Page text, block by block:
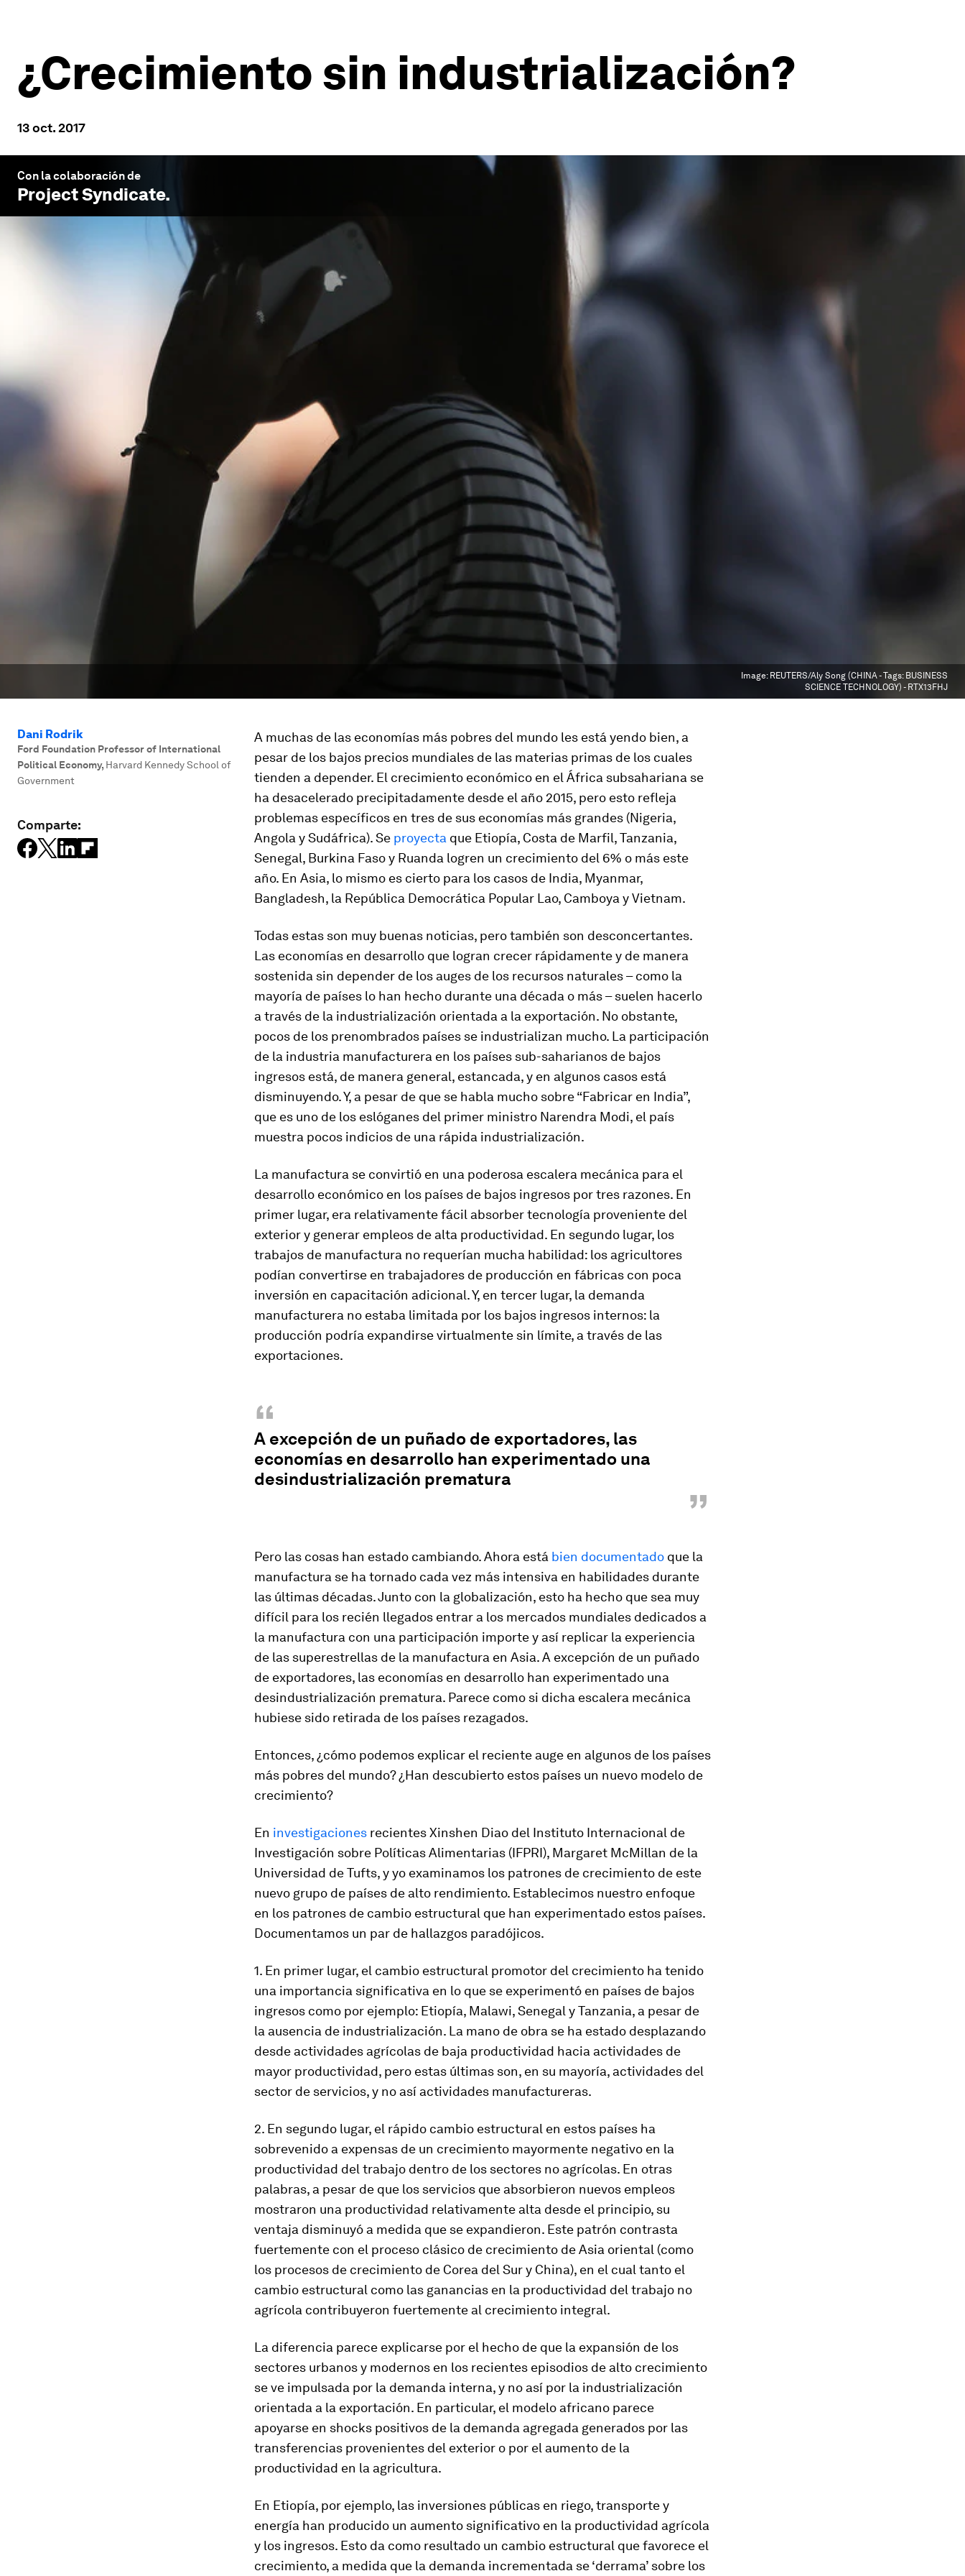
¿Crecimiento sin industrialización?
13 oct. 2017
Con la colaboración de
Project Syndicate.
Image: REUTERS/Aly Song (CHINA - Tags: BUSINESS
SCIENCE TECHNOLOGY) - RTX13FHJ
Dani Rodrik
Ford Foundation Professor of International
Political Economy, Harvard Kennedy School of
Government
Comparte:
A muchas de las economías más pobres del mundo les está yendo bien, a
pesar de los bajos precios mundiales de las materias primas de los cuales
tienden a depender. El crecimiento económico en el África subsahariana se
ha desacelerado precipitadamente desde el año 2015, pero esto refleja
problemas específicos en tres de sus economías más grandes (Nigeria,
Angola y Sudáfrica). Se proyecta que Etiopía, Costa de Marfil, Tanzania,
Senegal, Burkina Faso y Ruanda logren un crecimiento del 6% o más este
año. En Asia, lo mismo es cierto para los casos de India, Myanmar,
Bangladesh, la República Democrática Popular Lao, Camboya y Vietnam.
Todas estas son muy buenas noticias, pero también son desconcertantes.
Las economías en desarrollo que logran crecer rápidamente y de manera
sostenida sin depender de los auges de los recursos naturales – como la
mayoría de países lo han hecho durante una década o más – suelen hacerlo
a través de la industrialización orientada a la exportación. No obstante,
pocos de los prenombrados países se industrializan mucho. La participación
de la industria manufacturera en los países sub-saharianos de bajos
ingresos está, de manera general, estancada, y en algunos casos está
disminuyendo. Y, a pesar de que se habla mucho sobre “Fabricar en India”,
que es uno de los eslóganes del primer ministro Narendra Modi, el país
muestra pocos indicios de una rápida industrialización.
La manufactura se convirtió en una poderosa escalera mecánica para el
desarrollo económico en los países de bajos ingresos por tres razones. En
primer lugar, era relativamente fácil absorber tecnología proveniente del
exterior y generar empleos de alta productividad. En segundo lugar, los
trabajos de manufactura no requerían mucha habilidad: los agricultores
podían convertirse en trabajadores de producción en fábricas con poca
inversión en capacitación adicional. Y, en tercer lugar, la demanda
manufacturera no estaba limitada por los bajos ingresos internos: la
producción podría expandirse virtualmente sin límite, a través de las
exportaciones.
“
A excepción de un puñado de exportadores, las
economías en desarrollo han experimentado una
desindustrialización prematura
”
Pero las cosas han estado cambiando. Ahora está bien documentado que la
manufactura se ha tornado cada vez más intensiva en habilidades durante
las últimas décadas. Junto con la globalización, esto ha hecho que sea muy
difícil para los recién llegados entrar a los mercados mundiales dedicados a
la manufactura con una participación importe y así replicar la experiencia
de las superestrellas de la manufactura en Asia. A excepción de un puñado
de exportadores, las economías en desarrollo han experimentado una
desindustrialización prematura. Parece como si dicha escalera mecánica
hubiese sido retirada de los países rezagados.
Entonces, ¿cómo podemos explicar el reciente auge en algunos de los países
más pobres del mundo? ¿Han descubierto estos países un nuevo modelo de
crecimiento?
En investigaciones recientes Xinshen Diao del Instituto Internacional de
Investigación sobre Políticas Alimentarias (IFPRI), Margaret McMillan de la
Universidad de Tufts, y yo examinamos los patrones de crecimiento de este
nuevo grupo de países de alto rendimiento. Establecimos nuestro enfoque
en los patrones de cambio estructural que han experimentado estos países.
Documentamos un par de hallazgos paradójicos.
1. En primer lugar, el cambio estructural promotor del crecimiento ha tenido
una importancia significativa en lo que se experimentó en países de bajos
ingresos como por ejemplo: Etiopía, Malawi, Senegal y Tanzania, a pesar de
la ausencia de industrialización. La mano de obra se ha estado desplazando
desde actividades agrícolas de baja productividad hacia actividades de
mayor productividad, pero estas últimas son, en su mayoría, actividades del
sector de servicios, y no así actividades manufactureras.
2. En segundo lugar, el rápido cambio estructural en estos países ha
sobrevenido a expensas de un crecimiento mayormente negativo en la
productividad del trabajo dentro de los sectores no agrícolas. En otras
palabras, a pesar de que los servicios que absorbieron nuevos empleos
mostraron una productividad relativamente alta desde el principio, su
ventaja disminuyó a medida que se expandieron. Este patrón contrasta
fuertemente con el proceso clásico de crecimiento de Asia oriental (como
los procesos de crecimiento de Corea del Sur y China), en el cual tanto el
cambio estructural como las ganancias en la productividad del trabajo no
agrícola contribuyeron fuertemente al crecimiento integral.
La diferencia parece explicarse por el hecho de que la expansión de los
sectores urbanos y modernos en los recientes episodios de alto crecimiento
se ve impulsada por la demanda interna, y no así por la industrialización
orientada a la exportación. En particular, el modelo africano parece
apoyarse en shocks positivos de la demanda agregada generados por las
transferencias provenientes del exterior o por el aumento de la
productividad en la agricultura.
En Etiopía, por ejemplo, las inversiones públicas en riego, transporte y
energía han producido un aumento significativo en la productividad agrícola
y los ingresos. Esto da como resultado un cambio estructural que favorece el
crecimiento, a medida que la demanda incrementada se ‘derrama’ sobre los